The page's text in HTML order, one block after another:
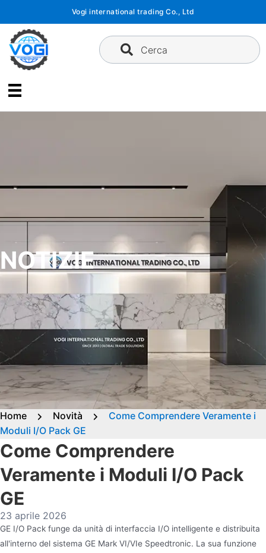
contenuto
Vogi international trading Co., Ltd
Cerca
NOTIZIE
Home Novità
Come Comprendere Veramente i
Moduli I/O Pack GE
Come Comprendere
Veramente i Moduli I/O Pack
GE
23 aprile 2026
GE I/O Pack funge da unità di interfaccia I/O intelligente e distribuita
all'interno del sistema GE Mark VI/VIe Speedtronic. La sua funzione